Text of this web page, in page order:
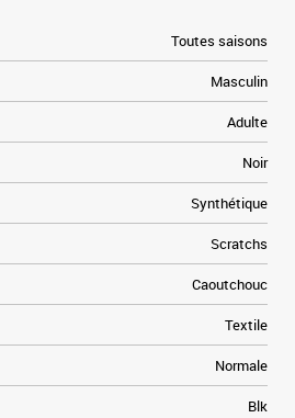
Toutes saisons
Masculin
Adulte
Noir
Synthétique
Scratchs
Caoutchouc
Textile
Normale
Blk